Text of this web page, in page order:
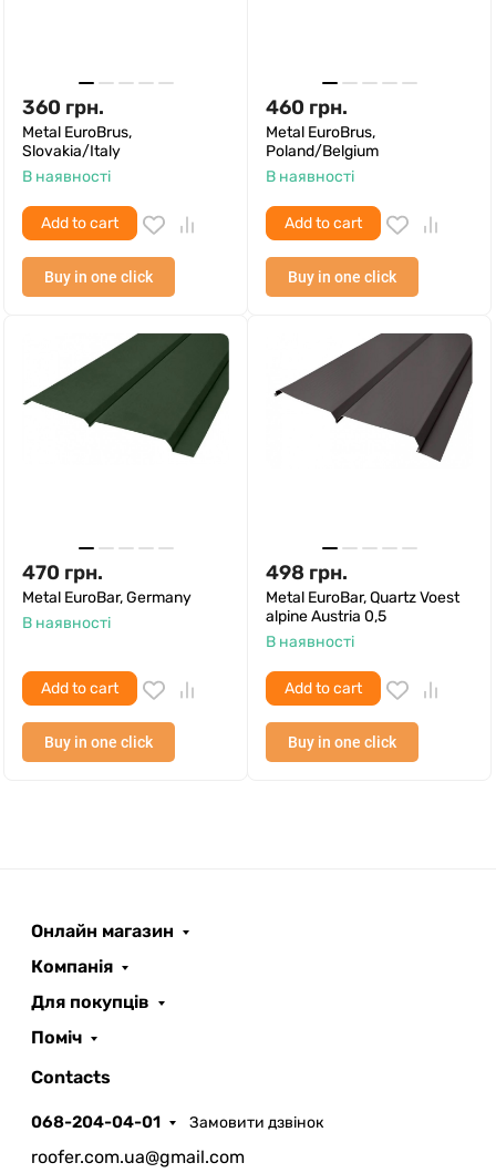
360 грн.
Metal EuroBrus,
Slovakia/Italy
В наявності
Add to cart
Buy in one click
460 грн.
Metal EuroBrus,
Poland/Belgium
В наявності
Add to cart
Buy in one click
470 грн.
Metal EuroBar, Germany
В наявності
Add to cart
Buy in one click
498 грн.
Metal EuroBar, Quartz Voest
alpine Austria 0,5
В наявності
Add to cart
Buy in one click
Онлайн магазин
Компанія
Для покупців
Поміч
Contacts
068-204-04-01 Замовити дзвінок
roofer.com.ua@gmail.com
AI помічник
Запланувати дзвінок